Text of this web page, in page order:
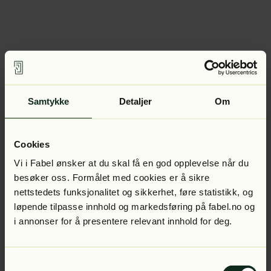
Samtykke Detaljer Om
Cookies
Vi i Fabel ønsker at du skal få en god opplevelse når du
besøker oss. Formålet med cookies er å sikre
nettstedets funksjonalitet og sikkerhet, føre statistikk, og
løpende tilpasse innhold og markedsføring på fabel.no og
i annonser for å presentere relevant innhold for deg.